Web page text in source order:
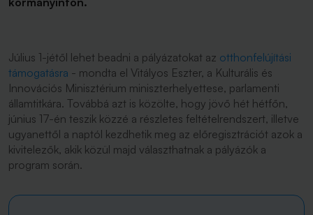
Július 1-jétől lehet beadni a pályázatokat az otthonfelújítási
támogatásra - mondta el Vitályos Eszter, a Kulturális és
Innovációs Minisztérium miniszterhelyettese, parlamenti
államtitkára. Továbbá azt is közölte, hogy jövő hét hétfőn,
június 17-én teszik közzé a részletes feltételrendszert, illetve
ugyanettől a naptól kezdhetik meg az előregisztrációt azok a
kivitelezők, akik közül majd választhatnak a pályázók a
program során.